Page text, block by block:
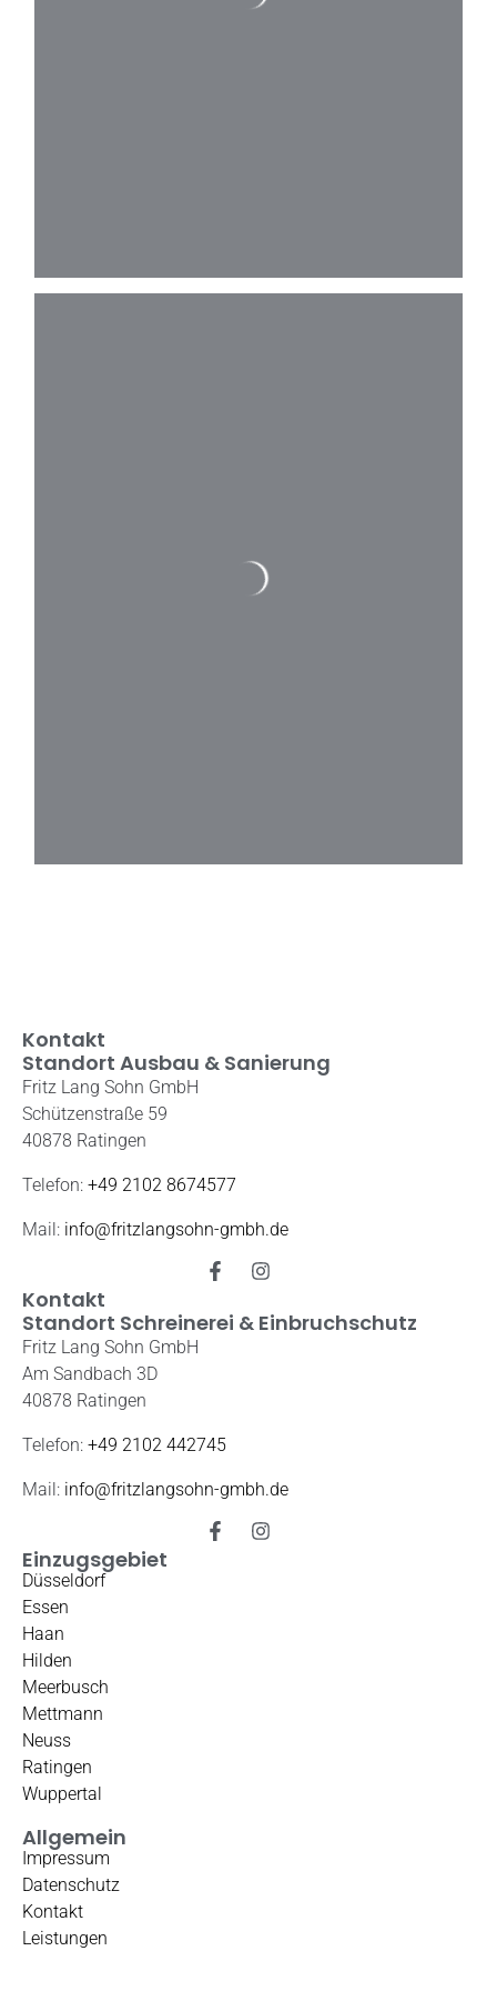
Kontakt
Standort Ausbau & Sanierung
Fritz Lang Sohn GmbH
Schützenstraße 59
40878 Ratingen
Telefon: +49 2102 8674577
Mail: info@fritzlangsohn-gmbh.de
Kontakt
Standort Schreinerei & Einbruchschutz
Fritz Lang Sohn GmbH
Am Sandbach 3D
40878 Ratingen
Telefon: +49 2102 442745
Mail: info@fritzlangsohn-gmbh.de
Einzugsgebiet
Düsseldorf
Essen
Haan
Hilden
Meerbusch
Mettmann
Neuss
Ratingen
Wuppertal
Allgemein
Impressum
Datenschutz
Kontakt
Leistungen